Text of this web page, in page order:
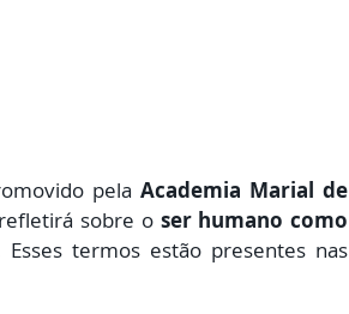
pela Academia Marial de
sobre o ser humano como
termos estão presentes nas